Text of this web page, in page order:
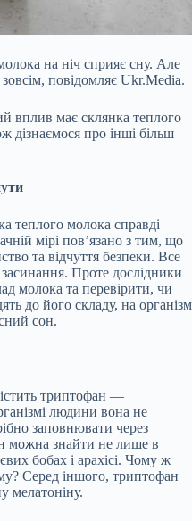
на ніч сприяє сну. Але
повідомляє Ukr.Media.
вплив має склянка теплого
дізнаємося про інші більш
теплого молока справді
мірі пов’язано з тим, що
та відчуття безпеки. Все
Проте дослідники
молока та перевірити, чи
до його складу, на організм
сон.
триптофан —
людини вона не
заповнювати через
можна знайти не лише в
бобах і арахісі. Чому ж
Серед іншого, триптофан
мелатоніну.